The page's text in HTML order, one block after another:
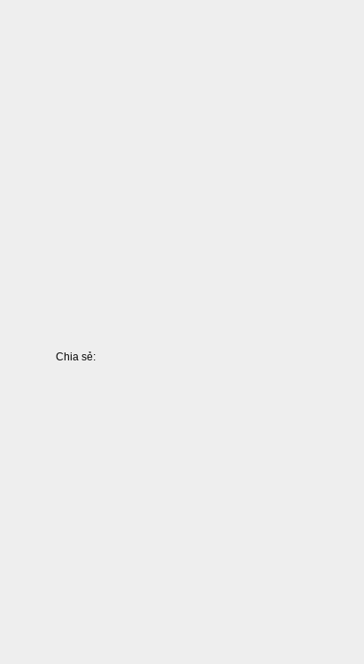
Chia sẻ: